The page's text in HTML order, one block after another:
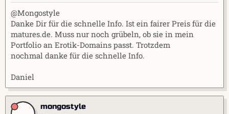
@Mongostyle
Danke Dir für die schnelle Info. Ist ein fairer Preis für die
matures.de. Muss nur noch grübeln, ob sie in mein
Portfolio an Erotik-Domains passt. Trotzdem
nochmal danke für die schnelle Info.
Daniel
mongostyle